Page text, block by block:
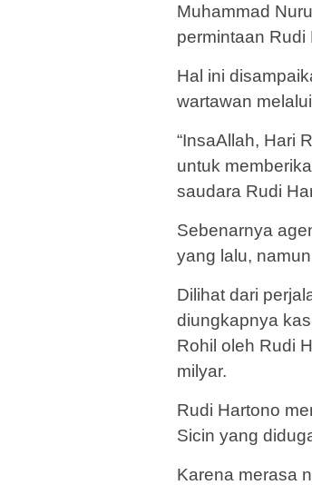
Muhammad
permintaan Rudi
Hal ini
wartawan
“InsaAllah, Hari
untuk
saudara Rudi
Sebenarnya
yang lalu,
Dilihat dari
diungkapnya
Rohil oleh Rudi
milyar.
Rudi Hartono
Sicin yang
Karena merasa